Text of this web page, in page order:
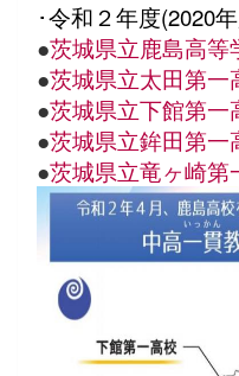
･令和２年度(2020
●茨城県立鹿島高等
●茨城県立太田第一
●茨城県立下館第一
●茨城県立鉾田第一
●茨城県立竜ヶ崎第